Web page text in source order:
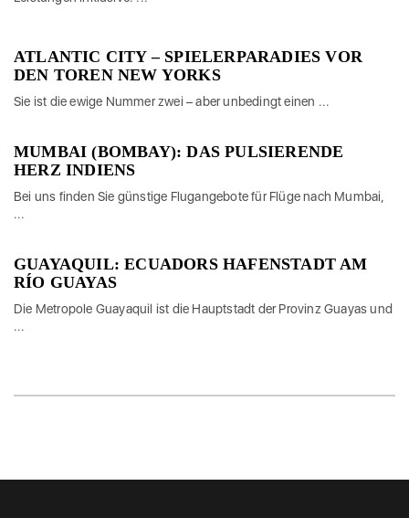
ATLANTIC CITY – SPIELERPARADIES VOR
DEN TOREN NEW YORKS
Sie ist die ewige Nummer zwei – aber unbedingt einen ...
MUMBAI (BOMBAY): DAS PULSIERENDE
HERZ INDIENS
Bei uns finden Sie günstige Flugangebote für Flüge nach Mumbai,
...
GUAYAQUIL: ECUADORS HAFENSTADT AM
RÍO GUAYAS
Die Metropole Guayaquil ist die Hauptstadt der Provinz Guayas und
...